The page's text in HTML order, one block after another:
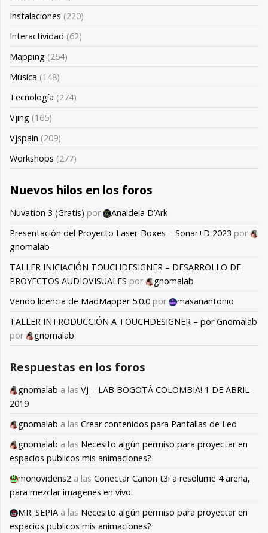
Instalaciones (220)
Interactividad (62)
Mapping (264)
Música (148)
Tecnología (274)
Vjing (165)
Vjspain (209)
Workshops (277)
Nuevos hilos en los foros
Nuvation 3 (Gratis) por
Anaideia D’Ark
Presentación del Proyecto Laser-Boxes – Sonar+D 2023 por
gnomalab
TALLER INICIACIÓN TOUCHDESIGNER – DESARROLLO DE
PROYECTOS AUDIOVISUALES por
gnomalab
Vendo licencia de MadMapper 5.0.0 por
masanantonio
TALLER INTRODUCCIÓN A TOUCHDESIGNER – por Gnomalab
por
gnomalab
Respuestas en los foros
gnomalab a las VJ – LAB BOGOTÁ COLOMBIA! 1 DE ABRIL
2019
gnomalab a las Crear contenidos para Pantallas de Led
gnomalab a las Necesito algún permiso para proyectar en
espacios publicos mis animaciones?
monovidens2 a las Conectar Canon t3i a resolume 4 arena,
para mezclar imagenes en vivo.
MR. SEPIA a las Necesito algún permiso para proyectar en
espacios publicos mis animaciones?